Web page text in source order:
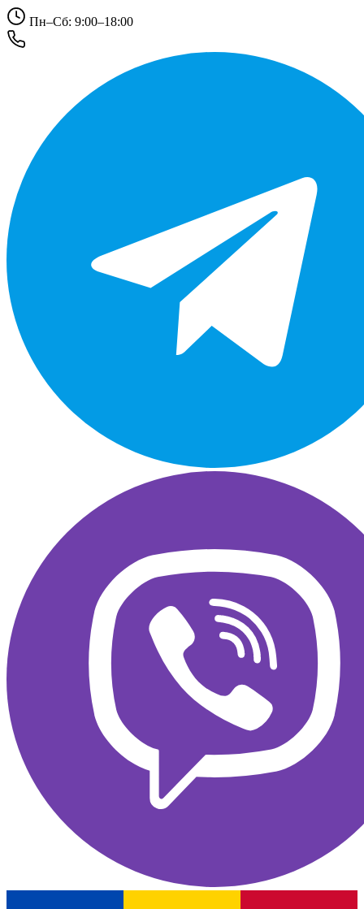
Пн–Сб: 9:00–18:00